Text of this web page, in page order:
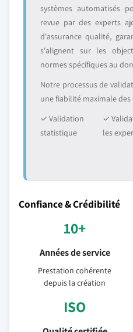
systèmes automatisés
revue par des experts
d'assurance qualité,
s'alignent sur les
normes spécifiques au
Notre processus de
une fiabilité maximale des
✓ Validation
statistique
✓
les
Confiance & Crédibilité
10+
Années de service
Prestation cohérente
depuis la création
ISO